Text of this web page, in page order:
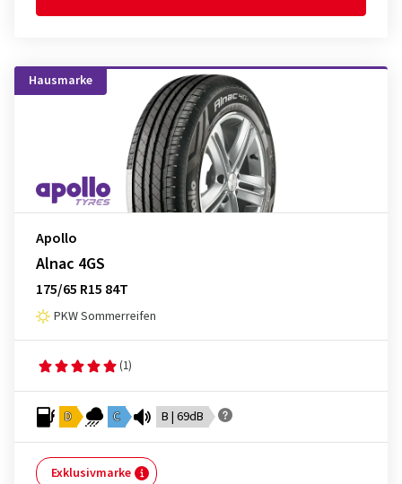
Hausmarke
Apollo
Alnac 4GS
175/65 R15 84T
PKW Sommerreifen
(1)
D C B | 69dB
Exklusivmarke